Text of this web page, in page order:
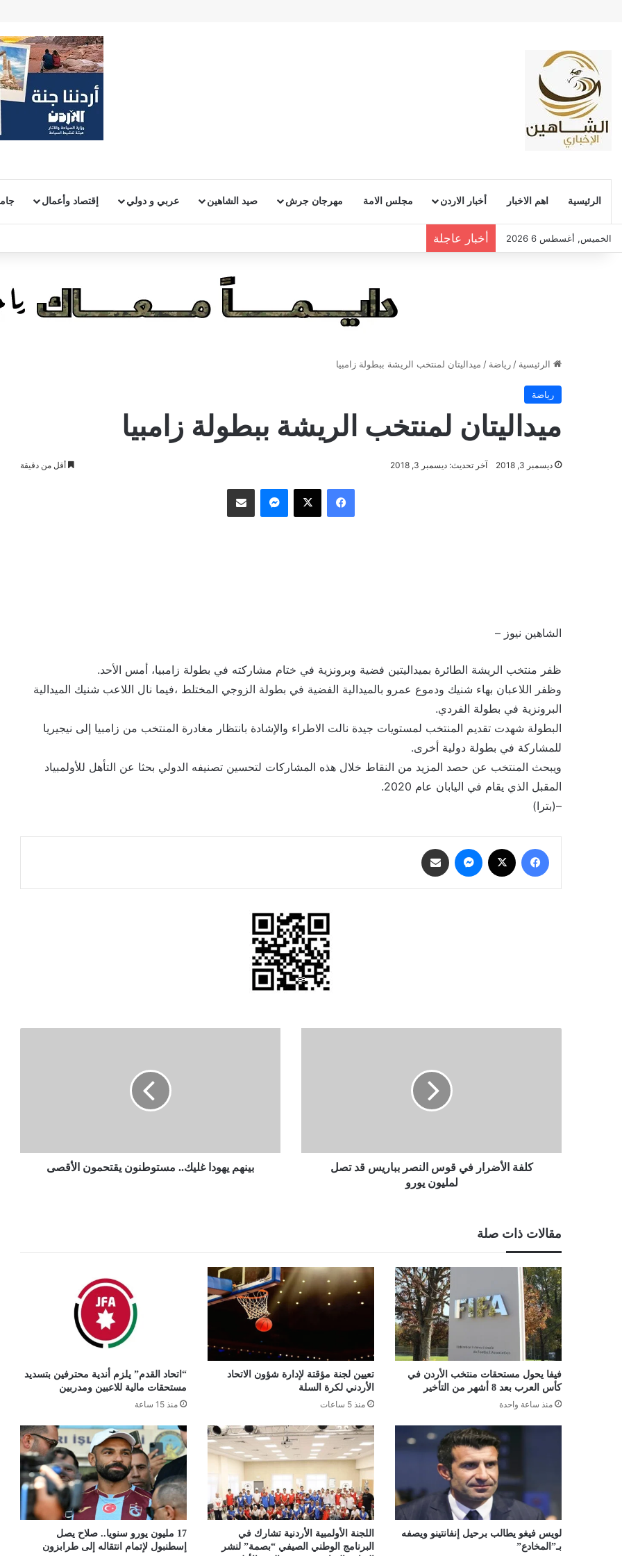
الرئيسية اهم الاخبار أخبار الاردن مجلس الامة مهرجان جرش صيد الشاهين عربي و دولي إقتصاد وأعمال
الخميس, أغسطس 6 2026 أخبار عاجلة
الرئيسية / رياضة / ميداليتان لمنتخب الريشة ببطولة زامبيا
رياضة
ميداليتان لمنتخب الريشة ببطولة زامبيا
ديسمبر 3, 2018 آخر تحديث: ديسمبر 3, 2018 أقل من دقيقة
فيسبوك ‫X ماسنجر مشاركة عبر البريد
الشاهين نيوز –
ظفر منتخب الريشة الطائرة بميداليتين فضية وبرونزية في ختام مشاركته في بطولة زامبيا، أمس الأحد.
وظفر اللاعبان بهاء شنيك ودموع عمرو بالميدالية الفضية في بطولة الزوجي المختلط ،فيما نال اللاعب شنيك الميدالية
البرونزية في بطولة الفردي.
البطولة شهدت تقديم المنتخب لمستويات جيدة نالت الاطراء والإشادة بانتظار مغادرة المنتخب من زامبيا إلى نيجيريا
للمشاركة في بطولة دولية أخرى.
ويبحث المنتخب عن حصد المزيد من النقاط خلال هذه المشاركات لتحسين تصنيفه الدولي بحثا عن التأهل للأولمبياد
المقبل الذي يقام في اليابان عام 2020.
–(بترا)
فيسبوك ماسنجر
لمليون
كلفة الأضرار في قوس النصر بباريس قد تصل
لمليون يورو
بينهم يهودا غليك.. مستوطنون يقتحمون الأقصى
مقالات ذات صلة
فيفا يحول مستحقات منتخب الأردن في
كأس العرب بعد 8 أشهر من التأخير
منذ ساعة واحدة
تعيين لجنة مؤقتة لإدارة شؤون الاتحاد
الأردني لكرة السلة
منذ 5 ساعات
“اتحاد القدم” يلزم أندية محترفين بتسديد
مستحقات مالية للاعبين ومدربين
منذ 15 ساعة
لويس فيغو يطالب برحيل إنفانتينو ويصفه
بـ”المخادع”
اللجنة الأولمبية الأردنية تشارك في
البرنامج الوطني الصيفي “بصمة” لنشر
17 مليون يورو سنويا.. صلاح يصل
إسطنبول لإتمام انتقاله إلى طرابزون